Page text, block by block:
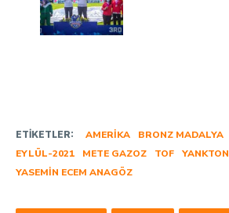
ETIKETLER: AMERIKA BRONZ MADALYA
EYLÜL-2021
METE GAZOZ TOF
YANKTON
YASEMIN ECEM ANAGÖZ